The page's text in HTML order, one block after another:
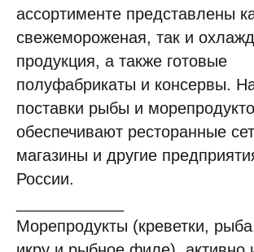
ассортименте представлены
свежемороженая, так и
продукция, а также готовые
полуфабрикаты и консервы.
поставки рыбы и
обеспечивают ресторанные
магазины и другие
России.
Морепродукты (креветки,
Контакты ➤
ВСЕ ТОВАРЫ КАТАЛОГА
ПОСТАВЩИКАМ